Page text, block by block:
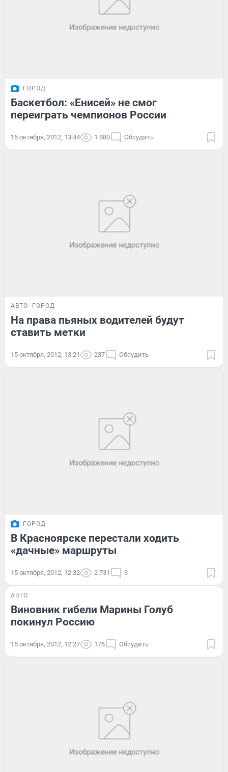
ГОРОД
Баскетбол: «Енисей» не смог
переиграть чемпионов России
15 октября, 2012, 13:44 1 880 Обсудить
АВТО ГОРОД
На права пьяных водителей будут
ставить метки
15 октября, 2012, 13:21 237 Обсудить
ГОРОД
В Красноярске перестали ходить
«дачные» маршруты
15 октября, 2012, 12:32 2 731 3
АВТО
Виновник гибели Марины Голуб
покинул Россию
15 октября, 2012, 12:27 176 Обсудить